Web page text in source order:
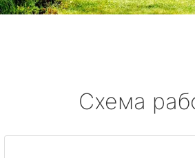
Схема